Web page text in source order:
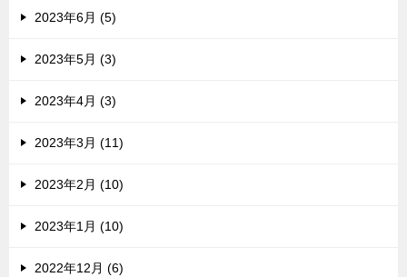
2023年6月 (5)
2023年5月 (3)
2023年4月 (3)
2023年3月 (11)
2023年2月 (10)
2023年1月 (10)
2022年12月 (6)